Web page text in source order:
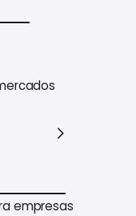
empresas